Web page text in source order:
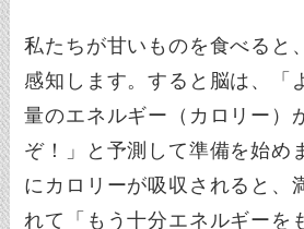
私たちが甘いものを食べると
感知します。すると脳は、「
量のエネルギー（カロリー）
ぞ！」と予測して準備を始め
にカロリーが吸収されると、
れて「もう十分エネルギーを